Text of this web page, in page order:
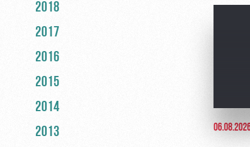
2018
2017
2016
2015
2014
2013